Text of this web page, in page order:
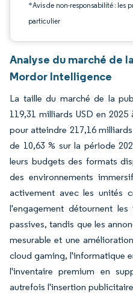
*Avis de non-responsabilité : les
particulier
Analyse du marché de
Mordor Intelligence
La taille du marché de la
119,31 milliards USD en
pour atteindre 217,16
de 10,63 % sur la période
leurs budgets des formats
des environnements
activement avec les unités
l'engagement détournent les
passives, tandis que les
mesurable et une
cloud gaming, l'informatique
l'inventaire premium en
autrefois l'insertion